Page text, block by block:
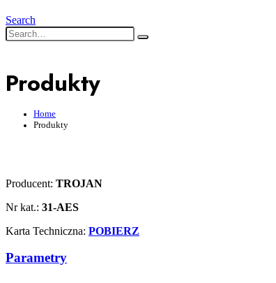
Search
Produkty
Home
Produkty
Producent: TROJAN
Nr kat.: 31-AES
Karta Techniczna: POBIERZ
Parametry